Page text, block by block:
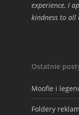
experience, I
kindness to all
Ostatnie
Moofie i
Foldery